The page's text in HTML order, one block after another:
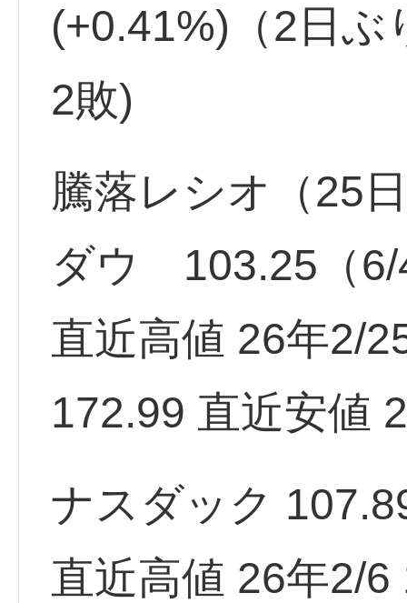
(+0.41%)（2日ぶ
2敗)
騰落レシオ（25
ダウ 103.25（
直近高値 26年2/
172.99 直近安値
ナスダック
直近高値 26年2/